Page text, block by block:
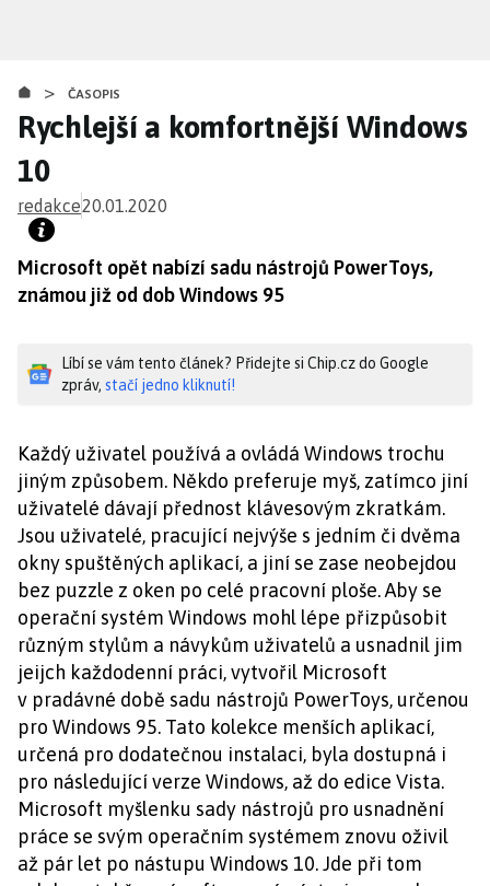
obsahu
> ČASOPIS
Rychlejší a komfortnější Windows
10
redakce20.01.2020
Microsoft opět nabízí sadu nástrojů PowerToys,
známou již od dob Windows 95
Líbí se vám tento článek? Přidejte si Chip.cz do Google
zpráv, stačí jedno kliknutí!
Každý uživatel používá a ovládá Windows trochu
jiným způsobem. Někdo preferuje myš, zatímco jiní
uživatelé dávají přednost klávesovým zkratkám.
Jsou uživatelé, pracující nejvýše s jedním či dvěma
okny spuštěných aplikací, a jiní se zase neobejdou
bez puzzle z oken po celé pracovní ploše. Aby se
operační systém Windows mohl lépe přizpůsobit
různým stylům a návykům uživatelů a usnadnil jim
jeijch každodenní práci, vytvořil Microsoft
v pradávné době sadu nástrojů PowerToys, určenou
pro Windows 95. Tato kolekce menších aplikací,
určená pro dodatečnou instalaci, byla dostupná i
pro následující verze Windows, až do edice Vista.
Microsoft myšlenku sady nástrojů pro usnadnění
práce se svým operačním systémem znovu oživil
až pár let po nástupu Windows 10. Jde při tom